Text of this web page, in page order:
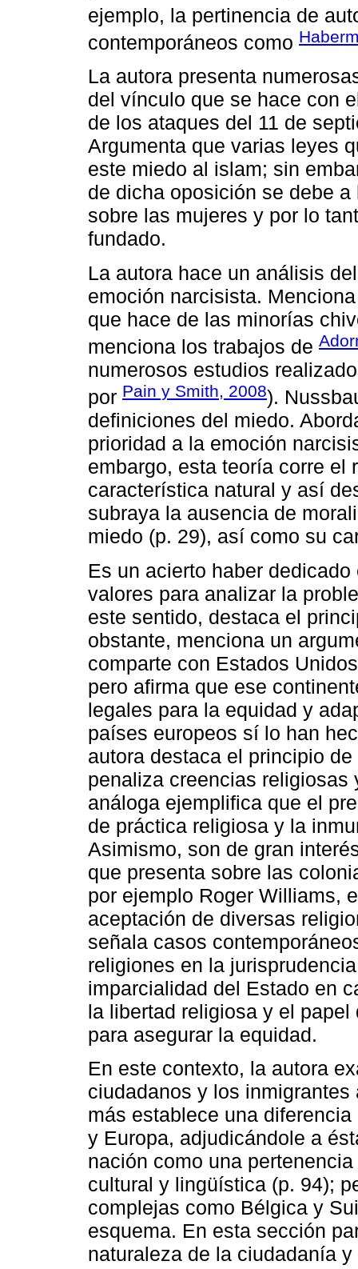
ejemplo, la pertinencia de
contemporáneos como
La autora presenta
del vínculo que se hace con
de los ataques del 11 de
Argumenta que varias leyes
este miedo al islam; sin
de dicha oposición se debe
sobre las mujeres y por lo
fundado.
La autora hace un análisis
emoción narcisista.
que hace de las minorías
menciona los trabajos de
numerosos estudios
por Pain y Smith, 2008).
definiciones del miedo.
prioridad a la emoción
embargo, esta teoría corre el
característica natural y así
subraya la ausencia de
miedo (p. 29), así como su
Es un acierto haber
valores para analizar la
este sentido, destaca el
obstante, menciona un
comparte con Estados
pero afirma que ese
legales para la equidad y
países europeos sí lo han
autora destaca el principio
penaliza creencias
análoga ejemplifica que el
de práctica religiosa y la
Asimismo, son de gran
que presenta sobre las
por ejemplo Roger Williams,
aceptación de diversas
señala casos
religiones en la
imparcialidad del Estado en
la libertad religiosa y el
para asegurar la equidad.
En este contexto, la autora
ciudadanos y los
más establece una
y Europa, adjudicándole a
nación como una
cultural y lingüística (p. 94);
complejas como Bélgica y
esquema. En esta sección
naturaleza de la ciudadanía